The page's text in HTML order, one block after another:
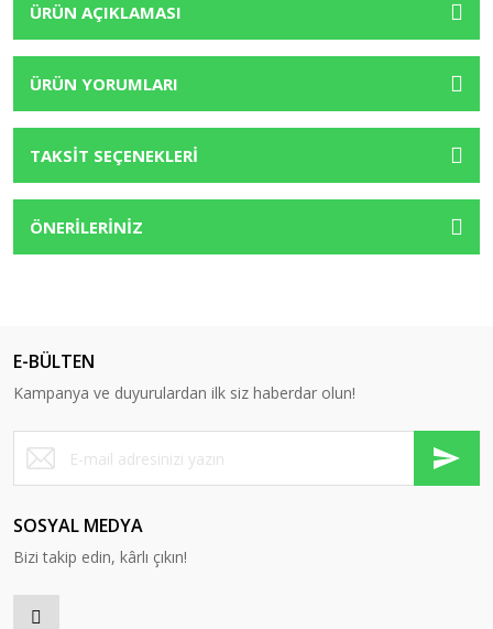
ÜRÜN AÇIKLAMASI
ÜRÜN YORUMLARI
TAKSİT SEÇENEKLERİ
ÖNERİLERİNİZ
E-BÜLTEN
Kampanya ve duyurulardan ilk siz haberdar olun!
SOSYAL MEDYA
Bizi takip edin, kârlı çıkın!